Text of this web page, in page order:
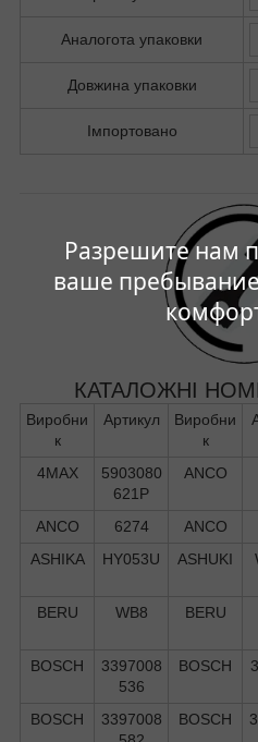
Разрешите нам
ваше
Аналогота упаковки
Довжина упаковки
Імпортовано
КАТАЛОЖНІ
Виробни
к
Артикул
Виробни
к
4MAX
5903080
621P
ANCO
ANCO 6274 ANCO
ASHIKA
HY053U ASHUKI
BERU
WB8 BERU
BOSCH
3397008
536
BOSCH
BOSCH
3397008
BOSCH